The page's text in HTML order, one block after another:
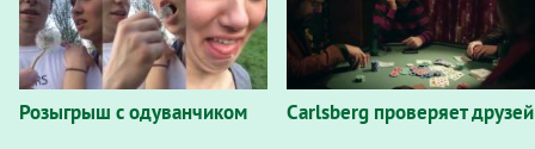
Розыгрыш с одуванчиком Carlsberg проверяет друзей